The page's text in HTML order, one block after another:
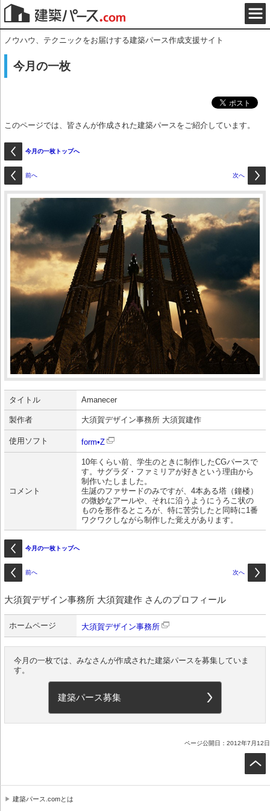
ノウハウ、テクニックをお届けする建築パース作成支援サイト
今月の一枚
このページでは、皆さんが作成された建築パースをご紹介しています。
今月の一枚トップへ
前へ 次へ
タイトル Amanecer
製作者 大須賀デザイン事務所 大須賀建作
使用ソフト form•Z
コメント
10年くらい前、学生のときに制作したCGパースで
す。サグラダ・ファミリアが好きという理由から
制作いたしました。
生誕のファサードのみですが、4本ある塔（鐘楼）
の微妙なアールや、それに沿うようにうろこ状の
ものを形作るところが、特に苦労したと同時に1番
ワクワクしながら制作した覚えがあります。
今月の一枚トップへ
前へ 次へ
大須賀デザイン事務所 大須賀建作 さんのプロフィール
ホームページ 大須賀デザイン事務所
今月の一枚では、みなさんが作成された建築パースを募集していま
す。
建築パース募集
ページ公開日：2012年7月12日
建築パース.comとは